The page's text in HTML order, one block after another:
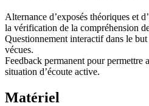
Alternance d’exposés théoriques et
la vérification de la compréhension
Questionnement interactif dans le
vécues.
Feedback permanent pour permettre
situation d’écoute active.
Matériel